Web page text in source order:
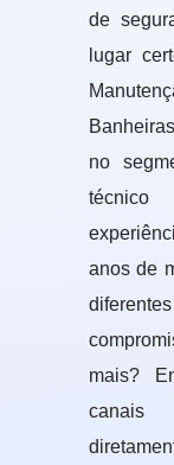
de
lugar
no
anos de
mais?
canais